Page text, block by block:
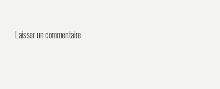
Laisser un commentaire